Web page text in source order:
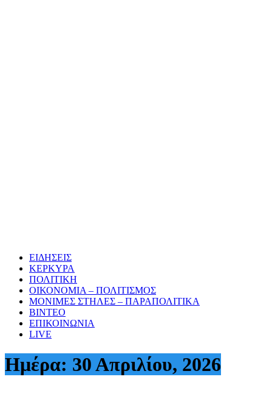
ΕΙΔΗΣΕΙΣ
ΚΕΡΚΥΡΑ
ΠΟΛΙΤΙΚΗ
ΟΙΚΟΝΟΜΙΑ – ΠΟΛΙΤΙΣΜΟΣ
ΜΟΝΙΜΕΣ ΣΤΗΛΕΣ – ΠΑΡΑΠΟΛΙΤΙΚΑ
ΒΙΝΤΕΟ
ΕΠΙΚΟΙΝΩΝΙΑ
LIVE
Ημέρα: 30 Απριλίου, 2026